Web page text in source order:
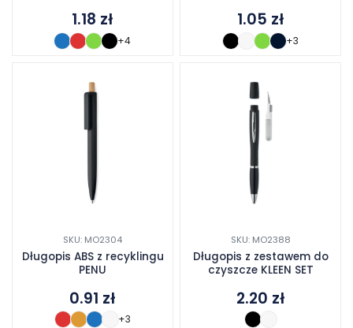
1.18 zł
+4
1.05 zł
+3
SKU: MO2304
Długopis ABS z recyklingu
PENU
0.91 zł
+3
SKU: MO2388
Długopis z zestawem do
czyszcze KLEEN SET
2.20 zł